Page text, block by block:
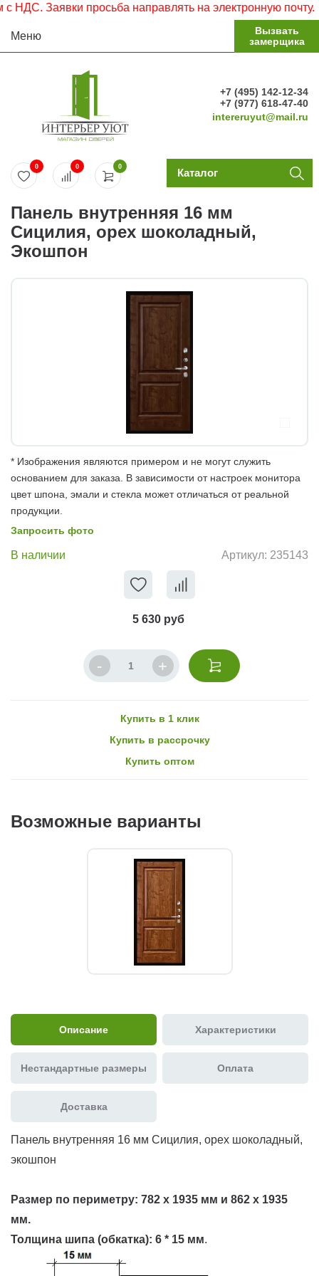
Заявки просьба направлять на электронную почту.
Меню
Вызвать
замерщика
+7 (495) 142-12-34
+7 (977) 618-47-40
intereruyut@mail.ru
0
0 0 Каталог
Панель внутренняя 16 мм
Сицилия, орех шоколадный,
Экошпон
* Изображения являются примером и не могут служить
основанием для заказа. В зависимости от настроек монитора
цвет шпона, эмали и стекла может отличаться от реальной
продукции.
Запросить фото
В наличии Артикул: 235143
5 630 руб
Купить в 1 клик
Купить в рассрочку
Купить оптом
Возможные варианты
Описание Характеристики
Нестандартные размеры Оплата
Доставка
Панель внутренняя 16 мм Сицилия, орех шоколадный,
экошпон
Размер по периметру: 782 х 1935 мм и 862 х 1935
мм.
Толщина шипа (обкатка): 6 * 15 мм.